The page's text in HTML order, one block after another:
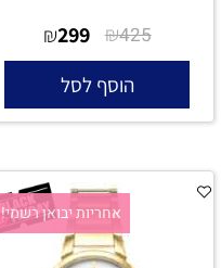
₪425
₪299
הוסף לסל
אחריות יבואן רשמי!